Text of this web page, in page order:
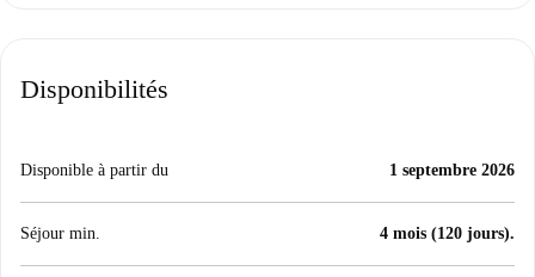
Disponibilités
Disponible à partir du 1 septembre 2026
Séjour min. 4 mois (120 jours).